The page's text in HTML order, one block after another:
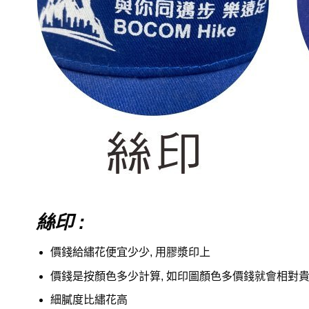
絲印 :
價錢給繡花便宜少少, 用膠漿印上
價錢是按顏色多少計算, 如印圖顏色多價錢就會相對
細膩度比繡花高